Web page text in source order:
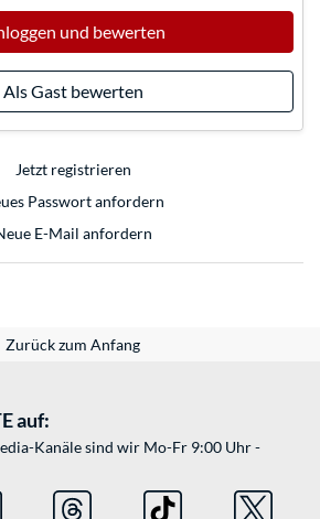
und bewerten
Als Gast bewerten
Jetzt registrieren
Passwort anfordern
E-Mail anfordern
Zurück zum Anfang
auf:
Kanäle sind wir Mo-Fr 9:00 Uhr -